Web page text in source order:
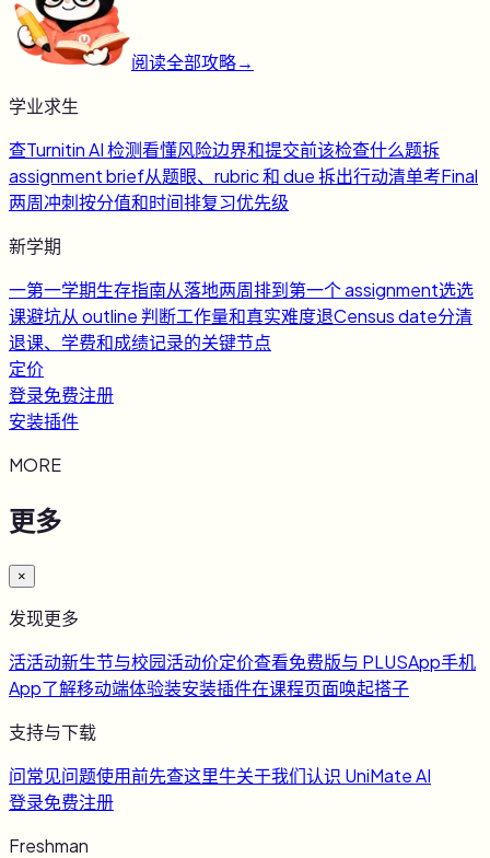
阅读全部攻略→
学业求生
查Turnitin AI 检测看懂风险边界和提交前该检查什么题拆
assignment brief从题眼、rubric 和 due 拆出行动清单考Final
两周冲刺按分值和时间排复习优先级
新学期
一第一学期生存指南从落地两周排到第一个 assignment选选
课避坑从 outline 判断工作量和真实难度退Census date分清
退课、学费和成绩记录的关键节点
定价
登录免费注册
安装插件
MORE
更多
×
发现更多
活活动新生节与校园活动价定价查看免费版与 PLUSApp手机
App了解移动端体验装安装插件在课程页面唤起搭子
支持与下载
问常见问题使用前先查这里牛关于我们认识 UniMate AI
登录免费注册
Freshman